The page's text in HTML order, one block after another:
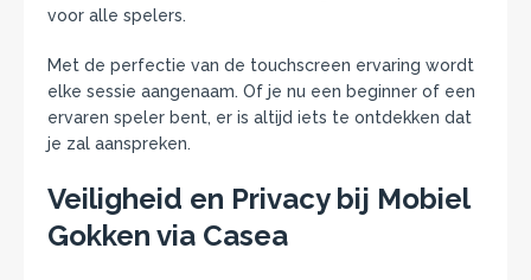
voor alle spelers.
Met de perfectie van de touchscreen ervaring wordt
elke sessie aangenaam. Of je nu een beginner of een
ervaren speler bent, er is altijd iets te ontdekken dat
je zal aanspreken.
Veiligheid en Privacy bij Mobiel
Gokken via Casea